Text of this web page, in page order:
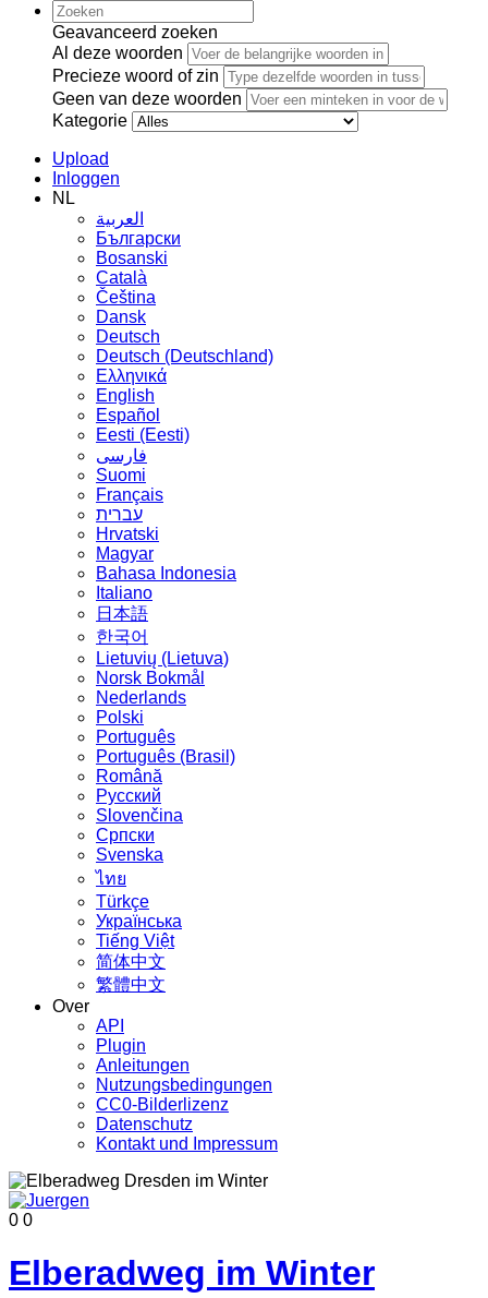
Geavanceerd zoeken
Al deze woorden
Precieze woord of zin
Geen van deze woorden
Kategorie
Upload
Inloggen
NL
العربية
Български
Bosanski
Сatalà
Čeština
Dansk
Deutsch
Deutsch (Deutschland)
Ελληνικά
English
Español
Eesti (Eesti)
فارسی
Suomi
Français
עברית
Hrvatski
Magyar
Bahasa Indonesia
Italiano
日本語
한국어
Lietuvių (Lietuva)
‪Norsk Bokmål‬
Nederlands
Polski
Português
Português (Brasil)
Română
Русский
Slovenčina
Српски
Svenska
ไทย
Türkçe
Українська
Tiếng Việt
简体中文
繁體中文
Over
API
Plugin
Anleitungen
Nutzungsbedingungen
CC0-Bilderlizenz
Datenschutz
Kontakt und Impressum
0 0
Elberadweg im Winter